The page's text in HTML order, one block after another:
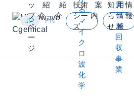
JP EN
る
マ
イ
ク
ロ
波
化
学
貴
金
属
回
収
事
業​
ッ
プ
ペ
ー
ジ
紹
介
紹
介
技術
シー
ズ
案
内
知
ら
せ
用
情
報
情
報